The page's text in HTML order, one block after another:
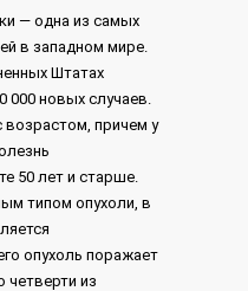
— одна из самых
в западном мире.
Штатах
000 новых случаев.
возрастом, причем у
50 лет и старше.
типом опухоли, в
опухоль поражает
четверти из